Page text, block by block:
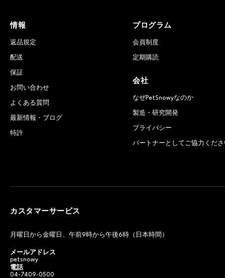
情報
返品規定
配送
保証
お問い合わせ
よくある質問
最新情報・ブログ
特許
プログラム
会員制度
定期購読
会社
なぜPetSnowyなのか
製造・研究開発
プライバシー
パートナーとしてご協力くださ
カスタマーサービス
月曜日から金曜日、午前9時から午後6時（日本時間）
メールアドレス
petsnowy
電話
04-7409-0500